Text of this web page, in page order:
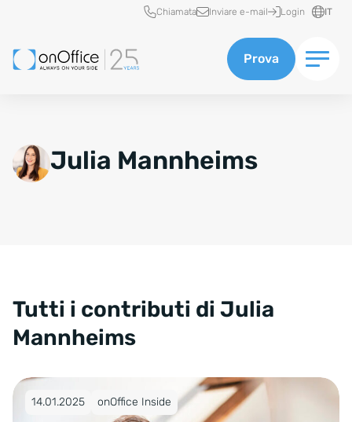
Accesso rapido
Chiamata Inviare e-mail Login IT
Prova
Julia Mannheims
Tutti i contributi di Julia
Mannheims
Pubblicato su 14.01.2025
14.01.2025 onOffice Inside